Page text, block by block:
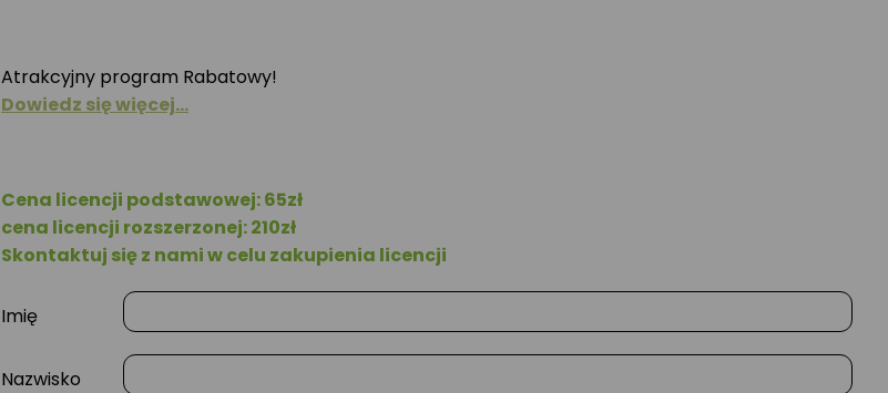
Atrakcyjny program Rabatowy!
Dowiedz się więcej…
Cena licencji podstawowej: 65zł
cena licencji rozszerzonej: 210zł
Skontaktuj się z nami w celu zakupienia licencji
Imię
Nazwisko